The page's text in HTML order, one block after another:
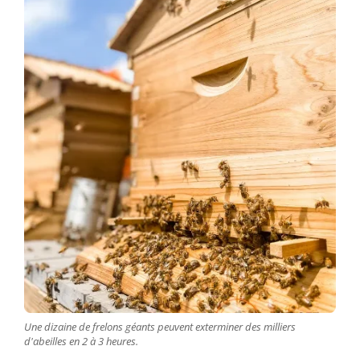
Une dizaine de frelons géants peuvent exterminer des milliers
d'abeilles en 2 à 3 heures.